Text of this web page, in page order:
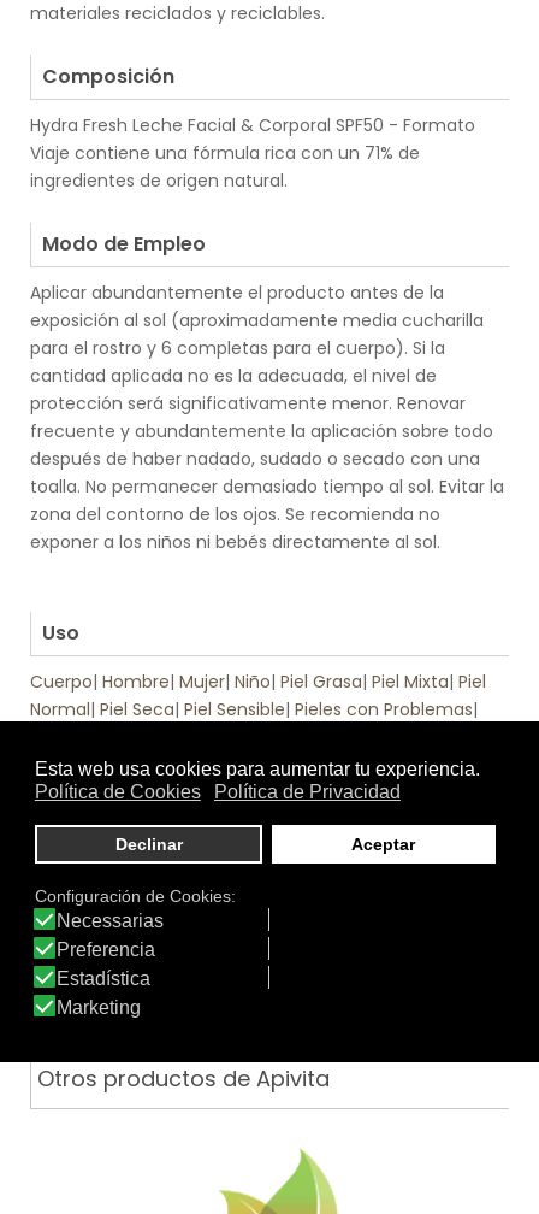
materiales reciclados y reciclables.
Composición
Hydra Fresh Leche Facial & Corporal SPF50 - Formato
Viaje contiene una fórmula rica con un 71% de
ingredientes de origen natural.
Modo de Empleo
Aplicar abundantemente el producto antes de la
exposición al sol (aproximadamente media cucharilla
para el rostro y 6 completas para el cuerpo). Si la
cantidad aplicada no es la adecuada, el nivel de
protección será significativamente menor. Renovar
frecuente y abundantemente la aplicación sobre todo
después de haber nadado, sudado o secado con una
toalla. No permanecer demasiado tiempo al sol. Evitar la
zona del contorno de los ojos. Se recomienda no
exponer a los niños ni bebés directamente al sol.
Uso
Cuerpo| Hombre| Mujer| Niño| Piel Grasa| Piel Mixta| Piel
Normal| Piel Seca| Piel Sensible| Pieles con Problemas|
Función
Hidratante|Protección Solar +SPF 50
Textura
Tratamiento
de:
Otros productos de Apivita